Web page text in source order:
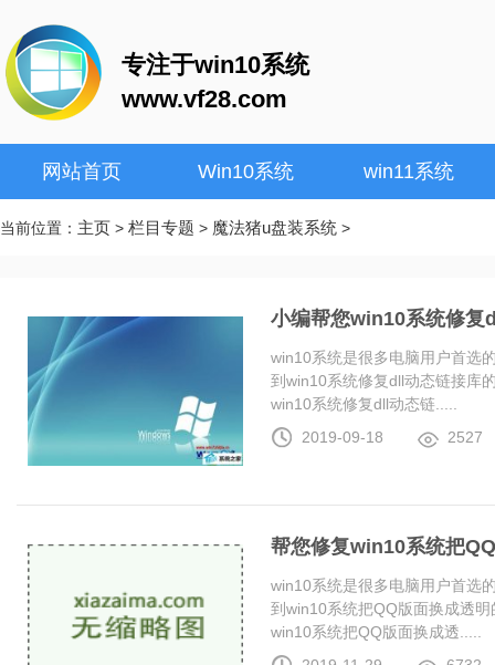
专注于win10系统
www.vf28.com
网站首页 Win10系统 win11系统
当前位置： 主页 > 栏目专题 > 魔法猪u盘装系统 >
小编帮您win10系统修复
win10系统是很多电脑用户首选
到win10系统修复dll动态链接库
win10系统修复dll动态链.....
2019-09-18
2527
帮您修复win10系统把
win10系统是很多电脑用户首选
到win10系统把QQ版面换成透
win10系统把QQ版面换成透.....